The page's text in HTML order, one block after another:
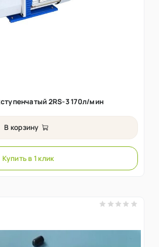
2RS-3 170л/мин
В корзину
Купить в 1 клик